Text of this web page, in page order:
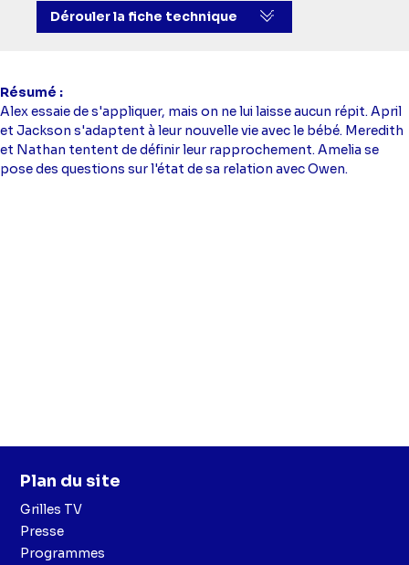
McKidd
(Owen Hunt), James Pickens Jr.
(Jackson Avery),
Dérouler la fiche technique
Résumé
Alex essaie de s'appliquer, mais on ne lui laisse aucun répit. April
et Jackson s'adaptent à leur nouvelle vie avec le bébé. Meredith
et Nathan tentent de définir leur rapprochement. Amelia se
pose des questions sur l'état de sa relation avec Owen.
Plan du site
Grilles TV
Presse
Programmes